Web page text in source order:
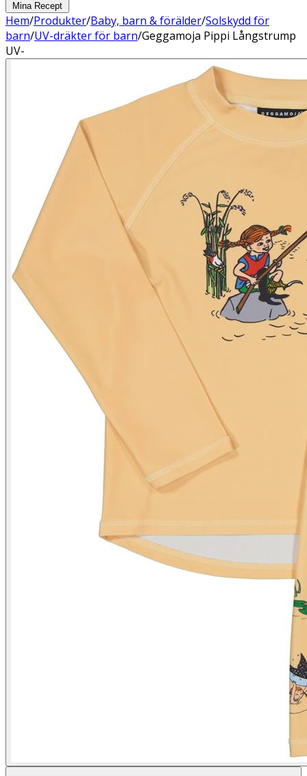
Mina Recept
Hem/Produkter/Baby, barn & förälder/Solskydd för
barn/UV-dräkter för barn/Geggamoja Pippi Långstrump
UV-